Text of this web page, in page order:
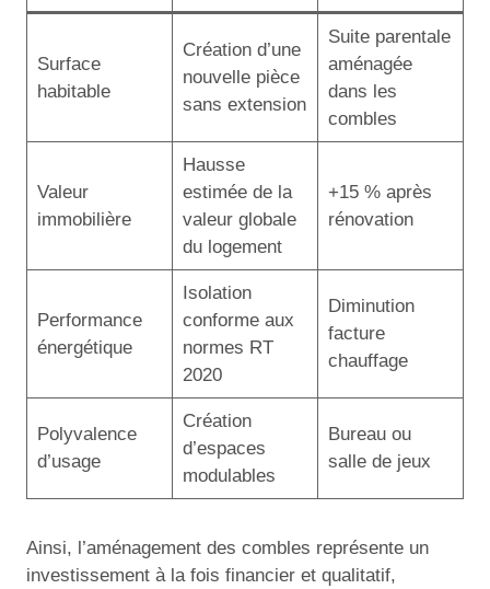
Surface
habitable
Création d’une
nouvelle pièce
sans extension
Suite parentale
aménagée
dans les
combles
Valeur
immobilière
Hausse
estimée de la
valeur globale
du logement
+15 % après
rénovation
Performance
énergétique
Isolation
conforme aux
normes RT
2020
Diminution
facture
chauffage
Polyvalence
d’usage
Création
d’espaces
modulables
Bureau ou
salle de jeux
Ainsi, l’aménagement des combles représente un
investissement à la fois financier et qualitatif,